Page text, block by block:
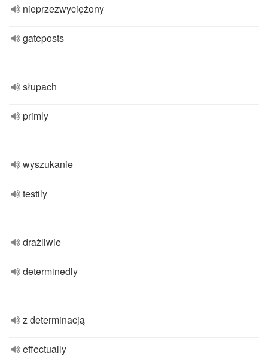
nieprzezwyciężony
gateposts
słupach
primly
wyszukanie
testily
drażliwie
determinedly
z determinacją
effectually